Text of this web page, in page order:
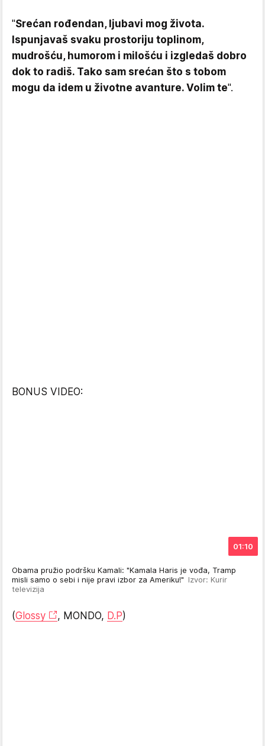
"Srećan rođendan, ljubavi mog života.
Ispunjavaš svaku prostoriju toplinom,
mudrošću, humorom i milošću i izgledaš dobro
dok to radiš. Tako sam srećan što s tobom
mogu da idem u životne avanture. Volim te".
BONUS VIDEO:
01:10
Obama pružio podršku Kamali: "Kamala Haris je vođa, Tramp
misli samo o sebi i nije pravi izbor za Ameriku!" Izvor: Kurir
televizija
(Glossy , MONDO, D.P)